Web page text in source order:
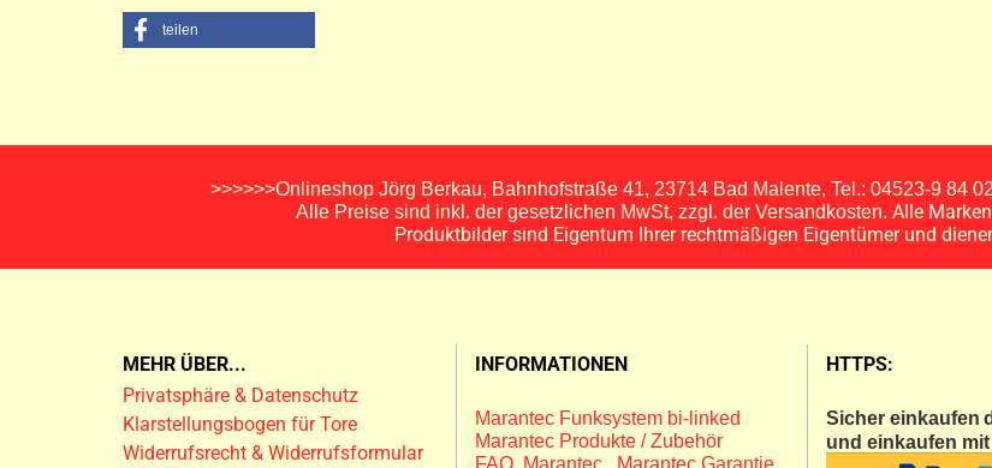
teilen
>>>>>>Onlineshop Jörg Berkau, Bahnhofstraße 41, 23714 Bad Malente, Tel.: 04523-9 84
Alle Preise sind inkl. der gesetzlichen MwSt, zzgl. der Versandkosten. Alle
Produktbilder sind Eigentum Ihrer rechtmäßigen Eigentümer und
MEHR ÜBER...
Privatsphäre & Datenschutz
Klarstellungsbogen für Tore
Widerrufsrecht & Widerrufsformular
INFORMATIONEN
Marantec Funksystem bi-linked
Marantec Produkte / Zubehör
FAQ Marantec
Marantec Garantie
HTTPS:
Sicher einkaufen
und einkaufen mit